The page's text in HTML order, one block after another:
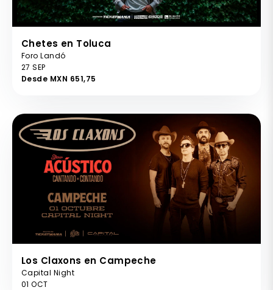
Chetes en Toluca
Foro Landó
27 SEP
Desde MXN 651,75
Los Claxons en Campeche
Capital Night
01 OCT